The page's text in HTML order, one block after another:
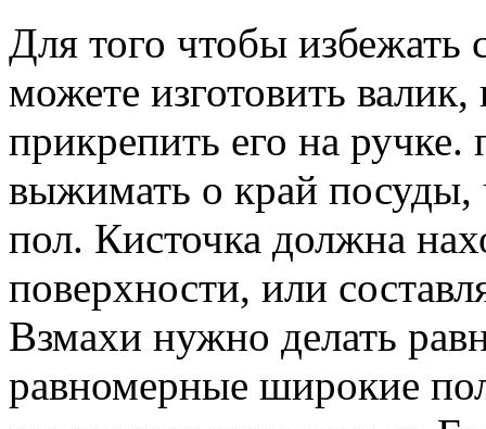
Для того чтобы избежать
можете изготовить
прикрепить его на
выжимать о край посуды,
пол. Кисточка должна
поверхности, или
Взмахи нужно делать
равномерные широкие